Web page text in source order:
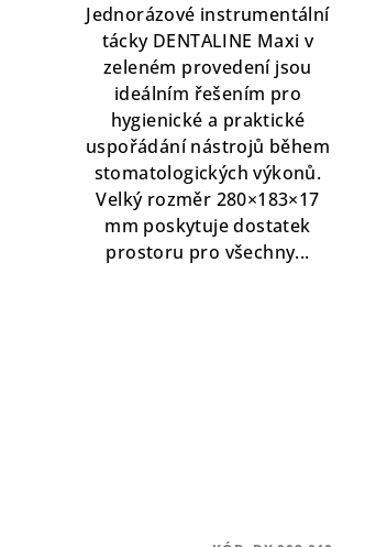
Jednorázové instrumentální
tácky DENTALINE Maxi v
zeleném provedení jsou
ideálním řešením pro
hygienické a praktické
uspořádání nástrojů během
stomatologických výkonů.
Velký rozměr 280×183×17
mm poskytuje dostatek
prostoru pro všechny...